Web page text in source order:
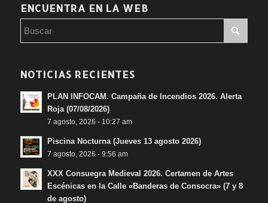
ENCUENTRA EN LA WEB
NOTICIAS RECIENTES
PLAN INFOCAM. Campaña de Incendios 2026. Alerta
Roja (07/08/2026)
7 agosto, 2026 - 10:27 am
Piscina Nocturna (Jueves 13 agosto 2026)
7 agosto, 2026 - 9:56 am
XXX Consuegra Medieval 2026. Certamen de Artes
Escénicas en la Calle «Banderas de Consocra» (7 y 8
de agosto)